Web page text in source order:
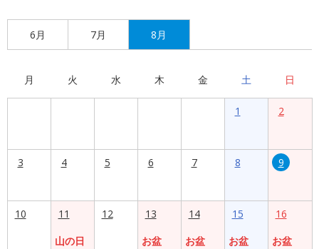
6月 7月 8月
月 火 水 木 金 土 日
1 2
3 4 5 6 7 8 9
10
11
山の日
12
13
お盆
14
お盆
15
お盆
16
お盆